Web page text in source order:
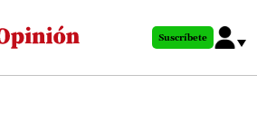
al
principal
Suscríbete